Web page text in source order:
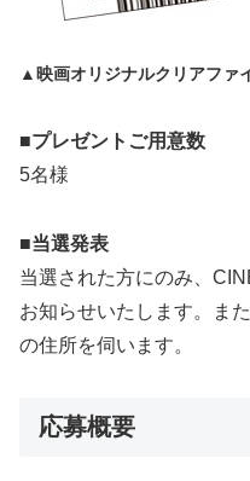
▲映画オリジナルクリアファ
■プレゼントご用意数
5名様
■当選発表
当選された方にのみ、
お知らせいたします。ま
の住所を伺います。
応募概要